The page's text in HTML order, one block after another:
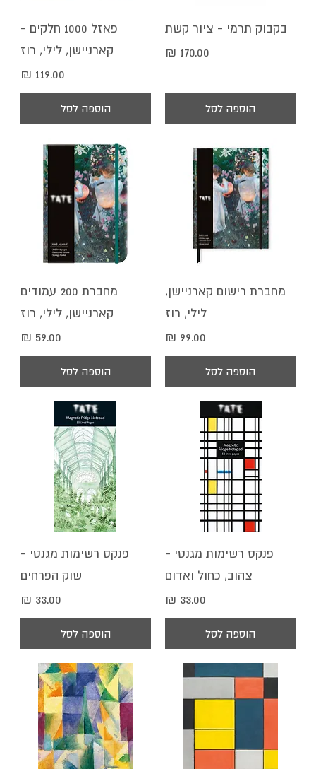
בקבוק תרמי - ציור קשת
מחיר
הוספה לסל
פאזל 1000 חלקים -
קארניישן, לילי, רוז
מחיר
הוספה לסל
מחברת רישום קארניישן,
לילי, רוז
מחיר
הוספה לסל
מחברת 200 עמודים
קארניישן, לילי, רוז
מחיר
הוספה לסל
פנקס רשימות מגנטי -
צהוב, כחול ואדום
מחיר
הוספה לסל
פנקס רשימות מגנטי -
שוק הפרחים
מחיר
הוספה לסל